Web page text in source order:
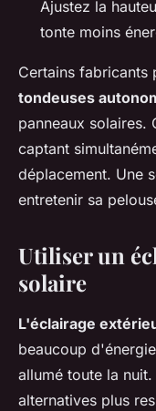
Ajustez la
tonte moins
Certains fabricants
tondeuses
panneaux solaires.
captant
déplacement. Une
entretenir sa
Utiliser un
solaire
L'éclairage
beaucoup
allumé toute la
alternatives plus